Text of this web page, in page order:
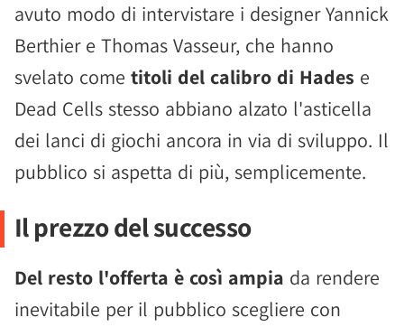
avuto modo di intervistare i designer Yannick
Berthier e Thomas Vasseur, che hanno
svelato come titoli del calibro di Hades e
Dead Cells stesso abbiano alzato l'asticella
dei lanci di giochi ancora in via di sviluppo. Il
pubblico si aspetta di più, semplicemente.
Il prezzo del successo
Del resto l'offerta è così ampia da rendere
inevitabile per il pubblico scegliere con